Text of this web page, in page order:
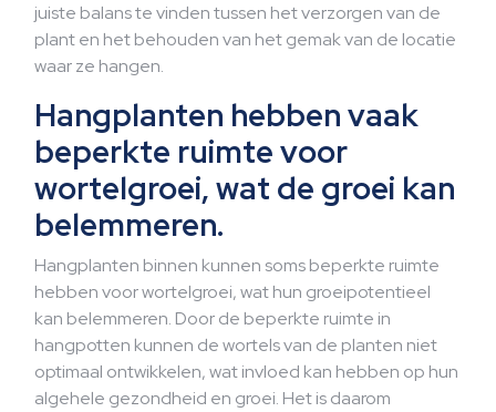
juiste balans te vinden tussen het verzorgen van de
plant en het behouden van het gemak van de locatie
waar ze hangen.
Hangplanten hebben vaak
beperkte ruimte voor
wortelgroei, wat de groei kan
belemmeren.
Hangplanten binnen kunnen soms beperkte ruimte
hebben voor wortelgroei, wat hun groeipotentieel
kan belemmeren. Door de beperkte ruimte in
hangpotten kunnen de wortels van de planten niet
optimaal ontwikkelen, wat invloed kan hebben op hun
algehele gezondheid en groei. Het is daarom